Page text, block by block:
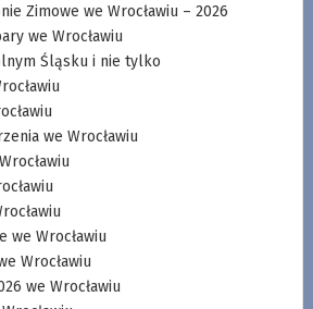
Zimowe we Wrocławiu – 2026
we Wrocławiu
Śląsku i nie tylko
we Wrocławiu
Wrocławiu
Wrocławiu
we Wrocławiu